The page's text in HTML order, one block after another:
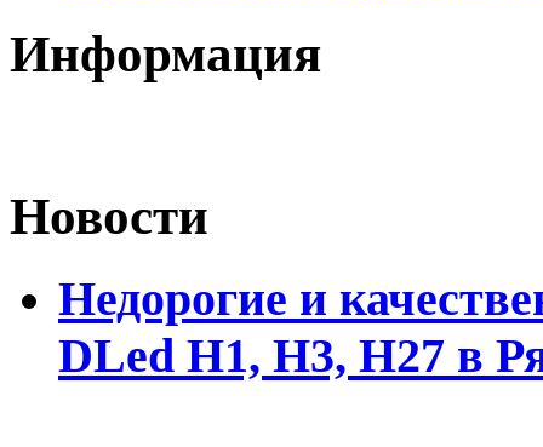
Информация
Новости
Недорогие и
DLed Н1, Н3, Н27 в